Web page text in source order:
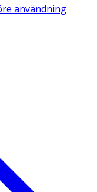
användning